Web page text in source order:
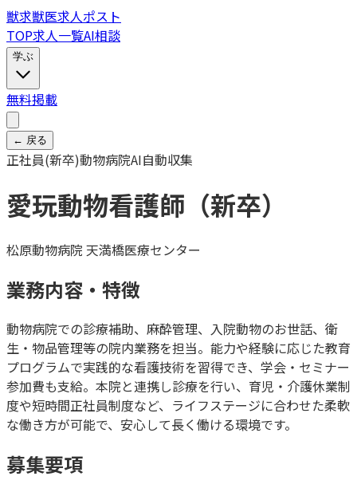
獣求獣医求人ポスト
TOP求人一覧AI相談
学ぶ
無料掲載
← 戻る
正社員(新卒)動物病院AI自動収集
愛玩動物看護師（新卒）
松原動物病院 天満橋医療センター
業務内容・特徴
動物病院での診療補助、麻酔管理、入院動物のお世話、衛
生・物品管理等の院内業務を担当。能力や経験に応じた教育
プログラムで実践的な看護技術を習得でき、学会・セミナー
参加費も支給。本院と連携し診療を行い、育児・介護休業制
度や短時間正社員制度など、ライフステージに合わせた柔軟
な働き方が可能で、安心して長く働ける環境です。
募集要項